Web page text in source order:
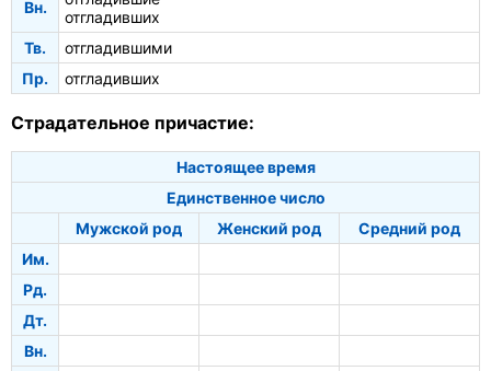
Вн.
отгладивших
Тв.
отгладившими
Пр.
отгладивших
Страдательное причастие:
Настоящее время
Единственное число
Мужской род
Женский род
Средний род
Им.
Рд.
Дт.
Вн.